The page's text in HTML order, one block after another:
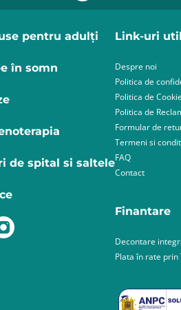
pentru adulţi
în somn
de spital si saltele
Link-uri
Despre noi
Politica de
Politica de
Politica de
Formular de
Termeni si
FAQ
Contact
Finantare
Decontare
Plata în rate prin